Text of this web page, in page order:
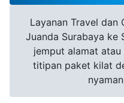
Layanan Travel dan
Juanda Surabaya ke
jemput alamat
titipan paket kilat